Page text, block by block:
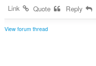
Link
View forum thread